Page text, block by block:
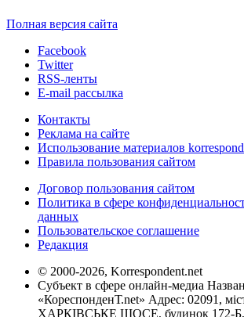
Полная версия сайта
Facebook
Twitter
RSS-ленты
E-mail рассылка
Контакты
Реклама на сайте
Использование материалов
Правила пользования сайтом
Договор пользования сайтом
Политика в сфере
данных
Пользовательское соглашение
Редакция
© 2000-2026, Korrespondent.net
Субъект в сфере онлайн-медиа
«КореспонденТ.net» Адрес: 02091,
ХАРКІВСЬКЕ ШОСЕ, будинок 172-Б,